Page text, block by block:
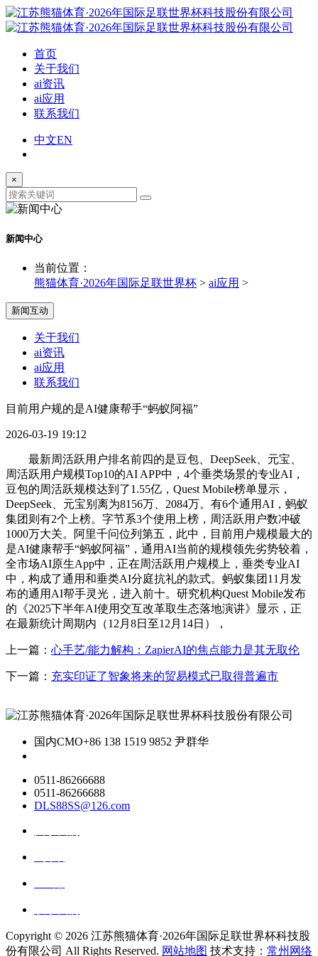
首页
关于我们
ai资讯
ai应用
联系我们
中文EN
×
新闻中心
当前位置：
熊猫体育·2026年国际足联世界杯 > ai应用 >
新闻互动
关于我们
ai资讯
ai应用
联系我们
目前用户规的是AI健康帮手“蚂蚁阿福”
2026-03-19 19:12
最新周活跃用户排名前四的是豆包、DeepSeek、元宝、
周活跃用户规模Top10的AI APP中，4个垂类场景的专业AI，
豆包的周活跃规模达到了1.55亿，Quest Mobile榜单显示，
DeepSeek、元宝别离为8156万、2084万。有6个通用AI，蚂蚁
集团则有2个上榜。字节系3个使用上榜，周活跃用户数冲破
1000万大关。阿里千问位列第五，此中，目前用户规模最大的
是AI健康帮手“蚂蚁阿福”，通用AI当前的规模领先劣势较着，
全市场AI原生App中，正在周活跃用户规模上，垂类专业AI
中，构成了通用和垂类AI分庭抗礼的款式。蚂蚁集团11月发
布的通用AI帮手灵光，进入前十。研究机构Quest Mobile发布
的《2025下半年AI使用交互改革取生态落地演讲》显示，正
在最新统计周期内（12月8日至12月14日），
上一篇： 心手艺/能力解构：ZapierAI的焦点能力是其无取伦
下一篇： 充实印证了智象将来的贸易模式已取得普遍市
国内CMO+86 138 1519 9852 尹群华
0511-86266688
0511-86266688
DLS88SS@126.com
Copyright © 2026 江苏熊猫体育·2026年国际足联世界杯科技股
份有限公司 All Rights Reserved. 网站地图 技术支持： 常州网络